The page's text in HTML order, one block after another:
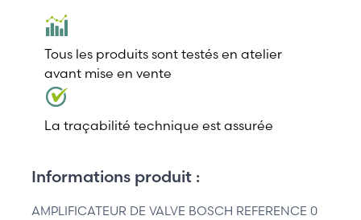
Tous les produits sont testés en atelier
avant mise en vente
La traçabilité technique est assurée
Informations produit :
AMPLIFICATEUR DE VALVE BOSCH REFERENCE 0